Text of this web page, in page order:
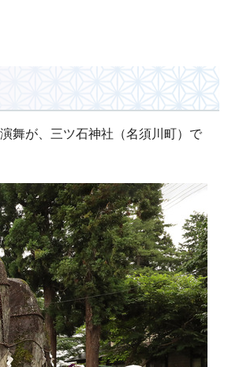
舞が、三ツ石神社（名須川町）で